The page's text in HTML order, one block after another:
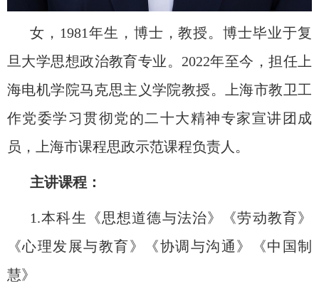
女， 1981年生，博士，教授。博士毕业于复
旦大学思想政治教育专业。 2022年至今，担任上
海电机学院马克思主义学院教授。上海市教卫工
作党委学习贯彻党的二十大精神专家宣讲团成
员，上海市课程思政示范课程负责人。
主讲课程：
1.本科生《思想道德与法治》《劳动教育》
《心理发展与教育》《协调与沟通》《中国制
慧》